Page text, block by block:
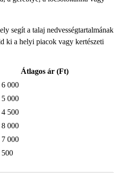
segít a talaj nedvességtartalmának
ki a helyi piacok vagy kertészeti
Átlagos ár (Ft)
6 000
5 000
4 500
8 000
7 000
500